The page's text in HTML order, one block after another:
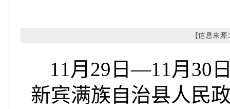
【信息来
11月29日—11月30
新宾满族自治县人民